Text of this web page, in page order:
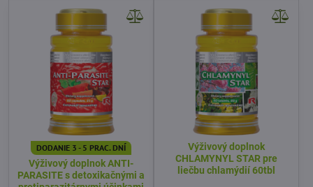
DODANIE 3 - 5 PRAC. DNÍ
Výživový doplnok ANTI-
PARASITE s detoxikačnými a
Výživový doplnok
CHLAMYNYL STAR pre
liečbu chlamýdií 60tbl